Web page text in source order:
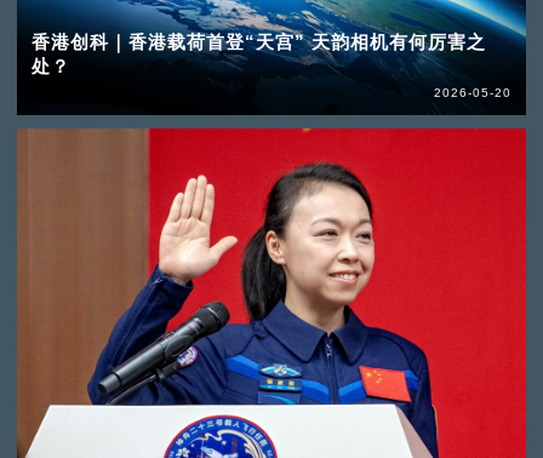
香港创科｜香港载荷首登“天宫” 天韵相机有何厉害之
处？
2026-05-20